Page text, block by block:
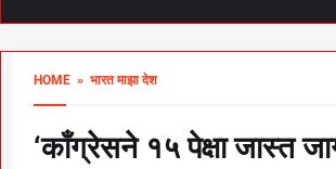
HOME » भारत माझा देश
‘काँग्रेसने १५ पेक्षा जास्त